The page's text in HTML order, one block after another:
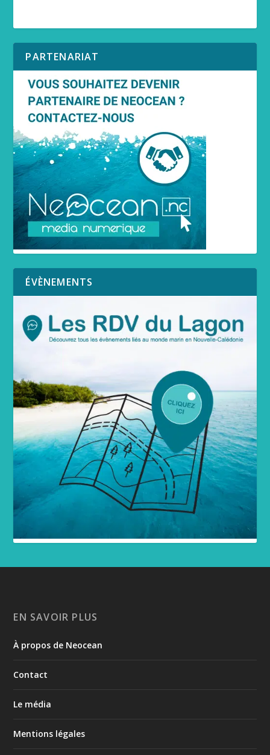
PARTENARIAT
ÉVÈNEMENTS
EN SAVOIR PLUS
À propos de Neocean
Contact
Le média
Mentions légales